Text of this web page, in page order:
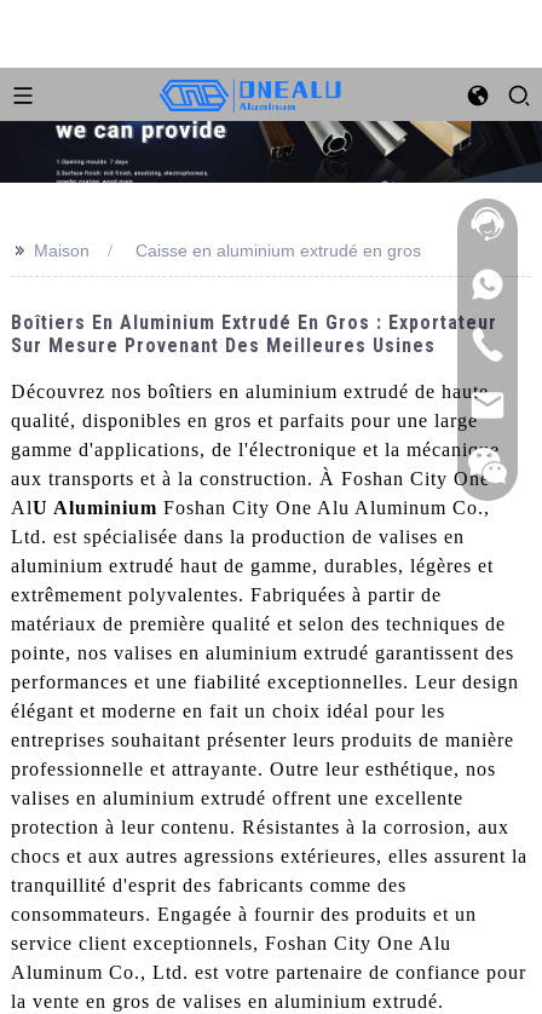
>> Maison Caisse en aluminium extrudé en gros
Boîtiers En Aluminium Extrudé En Gros : Exportateur
Sur Mesure Provenant Des Meilleures Usines
Découvrez nos boîtiers en aluminium extrudé de haute
qualité, disponibles en gros et parfaits pour une large
gamme d'applications, de l'électronique et la mécanique
aux transports et à la construction. À Foshan City One
AlU Aluminium Foshan City One Alu Aluminum Co.,
Ltd. est spécialisée dans la production de valises en
aluminium extrudé haut de gamme, durables, légères et
extrêmement polyvalentes. Fabriquées à partir de
matériaux de première qualité et selon des techniques de
pointe, nos valises en aluminium extrudé garantissent des
performances et une fiabilité exceptionnelles. Leur design
élégant et moderne en fait un choix idéal pour les
entreprises souhaitant présenter leurs produits de manière
professionnelle et attrayante. Outre leur esthétique, nos
valises en aluminium extrudé offrent une excellente
protection à leur contenu. Résistantes à la corrosion, aux
chocs et aux autres agressions extérieures, elles assurent la
tranquillité d'esprit des fabricants comme des
consommateurs. Engagée à fournir des produits et un
service client exceptionnels, Foshan City One Alu
Aluminum Co., Ltd. est votre partenaire de confiance pour
la vente en gros de valises en aluminium extrudé.